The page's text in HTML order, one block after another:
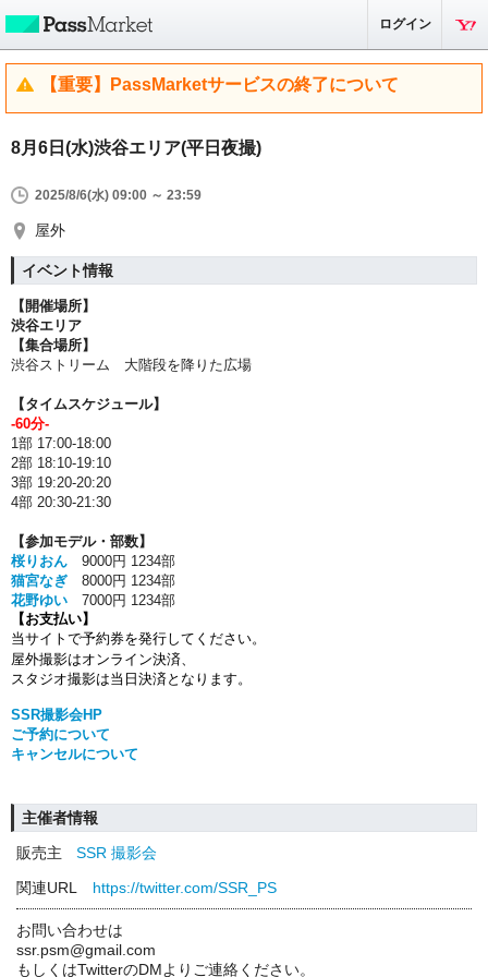
ログイン
【重要】PassMarketサービスの終了について
8月6日(水)渋谷エリア(平日夜撮)
2025/8/6(水) 09:00 ～ 23:59
屋外
イベント情報
【開催場所】
渋谷エリア
【集合場所】
渋谷ストリーム 大階段を降りた広場
【タイムスケジュール】
-60分-
1部 17:00-18:00
2部 18:10-19:10
3部 19:20-20:20
4部 20:30-21:30
【参加モデル・部数】
桜りおん 9000円 1234部
猫宮なぎ 8000円 1234部
花野ゆい 7000円 1234部
【お支払い】
当サイトで予約券を発行してください。
屋外撮影はオンライン決済、
スタジオ撮影は当日決済となります。
SSR撮影会HP
ご予約について
キャンセルについて
主催者情報
販売主
SSR 撮影会
関連URL
https://twitter.com/SSR_PS
お問い合わせは
ssr.psm@gmail.com
もしくはTwitterのDMよりご連絡ください。